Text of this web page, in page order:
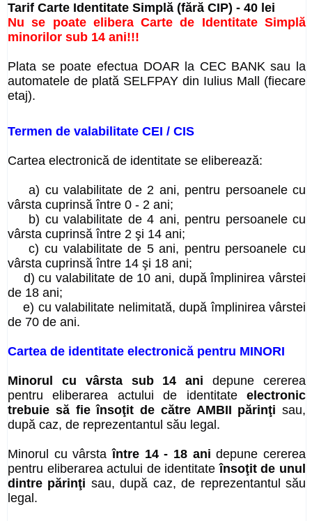
Tarif Carte Identitate Simplă (fără CIP) - 40 lei
Nu se poate elibera Carte de Identitate Simplă
minorilor sub 14 ani!!!
Plata se poate efectua DOAR la CEC BANKsau la
automatele de plată SELFPAY din Iulius Mall (fiecare
etaj).
Termen de valabilitate CEI / CIS
Cartea electronică de identitate se eliberează:
a) cu valabilitate de 2 ani, pentru persoanele cu
vârsta cuprinsă între 0 - 2 ani;
b) cu valabilitate de 4 ani, pentru persoanele cu
vârsta cuprinsă între 2 şi 14 ani;
c) cu valabilitate de 5 ani, pentru persoanele cu
vârsta cuprinsă între 14 şi 18 ani;
d) cu valabilitate de 10 ani, după împlinirea vârstei
de 18 ani;
e) cu valabilitate nelimitată, după împlinirea vârstei
de 70 de ani.
Cartea de identitate electronică pentru MINORI
Minorul cu vârsta sub 14 anidepune cererea
pentru eliberarea actului de identitateelectronic
trebuie să fie însoţit de către AMBII părinţi sau,
după caz, de reprezentantul său legal.
Minorul cu vârstaîntre 14 - 18 ani depune cererea
pentru eliberarea actului de identitate însoţit de unul
dintre părinţi sau, după caz, de reprezentantul său
legal.